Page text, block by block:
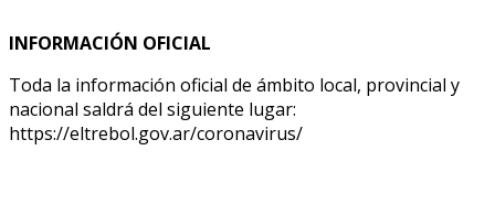
INFORMACIÓN OFICIAL
Toda la información oficial de ámbito local, provincial y
nacional saldrá del siguiente lugar:
https://eltrebol.gov.ar/coronavirus/